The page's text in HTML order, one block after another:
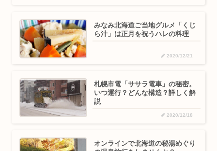
みなみ北海道ご当地グルメ「くじ
ら汁」は正月を祝うハレの料理
2020/12/21
札幌市電「ササラ電車」の秘密。
いつ運行？どんな構造？詳しく解
説
2020/12/18
オンラインで北海道の秘湯めぐり